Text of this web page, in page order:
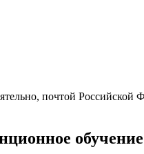
почтой Российской
обучение